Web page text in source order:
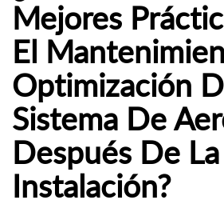
Mejores
El
Optimización
Sistema De
Después De La
Instalación?